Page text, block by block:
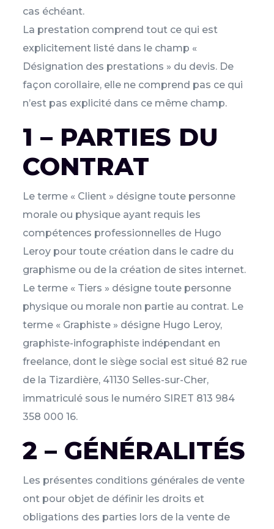
cas échéant.
La prestation comprend tout ce qui est
explicitement listé dans le champ «
Désignation des prestations » du devis. De
façon corollaire, elle ne comprend pas ce qui
n’est pas explicité dans ce même champ.
1 – PARTIES DU
CONTRAT
Le terme « Client » désigne toute personne
morale ou physique ayant requis les
compétences professionnelles de Hugo
Leroy pour toute création dans le cadre du
graphisme ou de la création de sites internet.
Le terme « Tiers » désigne toute personne
physique ou morale non partie au contrat. Le
terme « Graphiste » désigne Hugo Leroy,
graphiste-infographiste indépendant en
freelance, dont le siège social est situé 82 rue
de la Tizardière, 41130 Selles-sur-Cher,
immatriculé sous le numéro SIRET 813 984
358 000 16.
2 – GÉNÉRALITÉS
Les présentes conditions générales de vente
ont pour objet de définir les droits et
obligations des parties lors de la vente de